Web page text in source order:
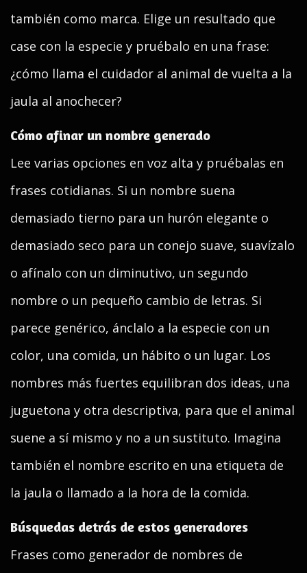
también como marca. Elige un resultado que
case con la especie y pruébalo en una frase:
¿cómo llama el cuidador al animal de vuelta a la
jaula al anochecer?
Cómo afinar un nombre generado
Lee varias opciones en voz alta y pruébalas en
frases cotidianas. Si un nombre suena
demasiado tierno para un hurón elegante o
demasiado seco para un conejo suave, suavízalo
o afínalo con un diminutivo, un segundo
nombre o un pequeño cambio de letras. Si
parece genérico, ánclalo a la especie con un
color, una comida, un hábito o un lugar. Los
nombres más fuertes equilibran dos ideas, una
juguetona y otra descriptiva, para que el animal
suene a sí mismo y no a un sustituto. Imagina
también el nombre escrito en una etiqueta de
la jaula o llamado a la hora de la comida.
Búsquedas detrás de estos generadores
Frases como generador de nombres de